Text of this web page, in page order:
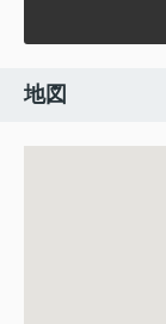
地図